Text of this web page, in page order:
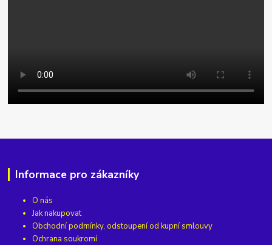
Informace pro zákazníky
O nás
Jak nakupovat
Obchodní podmínky, odstoupení od kupní smlouvy
Ochrana soukromí